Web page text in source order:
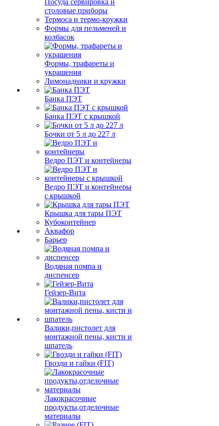
Посуда сервировка и
столовые приборы
Термоса и термо-кружки
Формы для пельменей и
колбасок
Формы, трафареты и
украшения
Лимонадники и кружки
Банка ПЭТ
Банка ПЭТ с крышкой
Бочки от 5 л до 227 л
Ведро ПЭТ и контейнеры
Ведро ПЭТ и контейнеры
с крышкой
Крышка для тары ПЭТ
Кубоконтейнер
Аквафор
Барьер
Водяная помпа и
диспенсер
Гейзер-Вита
Валики,пистолет для
монтажной пены, кисти и
шпатель
Гвозди и гайки (FIT)
Лакокрасочные
продукты,отделочные
материалы